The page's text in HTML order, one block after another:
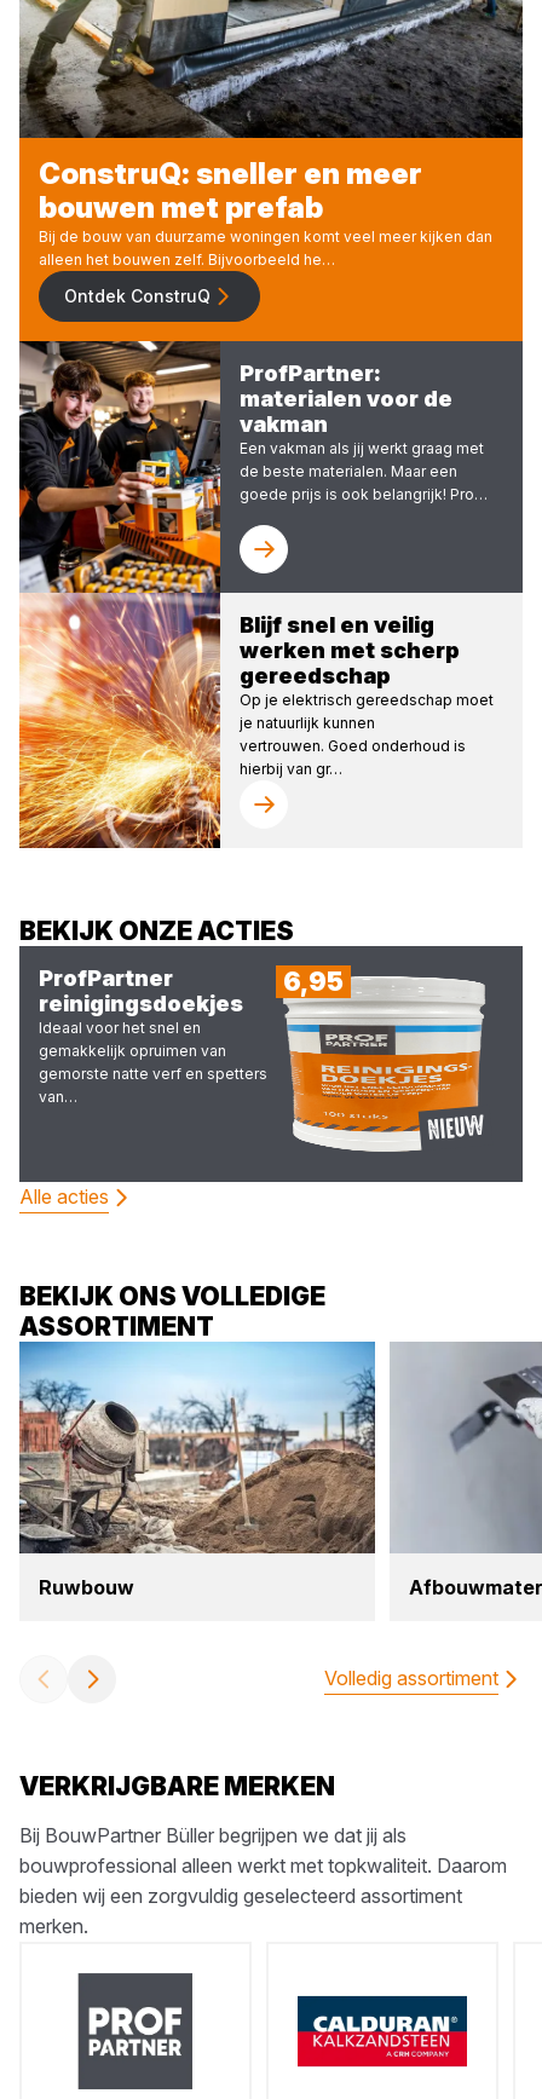
ConstruQ: sneller en meer
bouwen met prefab
Bij de bouw van duurzame woningen komt veel meer kijken dan
alleen het bouwen zelf. Bijvoorbeeld he…
Ontdek ConstruQ
ProfPartner:
materialen voor de
vakman
Een vakman als jij werkt graag met
de beste materialen. Maar een
goede prijs is ook belangrijk! Pro…
Blijf snel en veilig
werken met scherp
gereedschap
Op je elektrisch gereedschap moet
je natuurlijk kunnen
vertrouwen. Goed onderhoud is
hierbij van gr…
BEKIJK ONZE ACTIES
ProfPartner
reinigingsdoekjes
Ideaal voor het snel en
gemakkelijk opruimen van
gemorste natte verf en spetters
van…
6,95
NIEUW
Alle acties
BEKIJK ONS VOLLEDIGE
ASSORTIMENT
Ruw­bouw
Volledig assortiment
VERKRIJGBARE MERKEN
Bij BouwPartner Büller begrijpen we dat jij als
bouwprofessional alleen werkt met topkwaliteit. Daarom
bieden wij een zorgvuldig geselecteerd assortiment
merken.